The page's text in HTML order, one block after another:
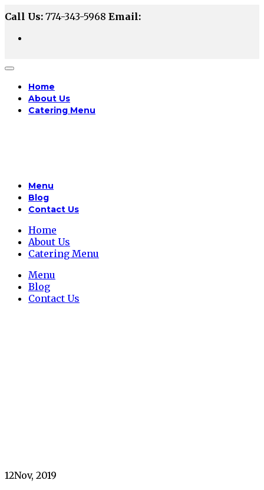
Call Us: 774-343-5968 Email:
Home
About Us
Catering Menu
Menu
Blog
Contact Us
Home
About Us
Catering Menu
Menu
Blog
Contact Us
12Nov, 2019